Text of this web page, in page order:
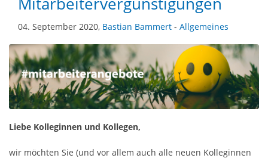
04. September 2020, Bastian Bammert - Allgemeines
Liebe Kolleginnen und Kollegen,
wir möchten Sie (und vor allem auch alle neuen Kolleginnen